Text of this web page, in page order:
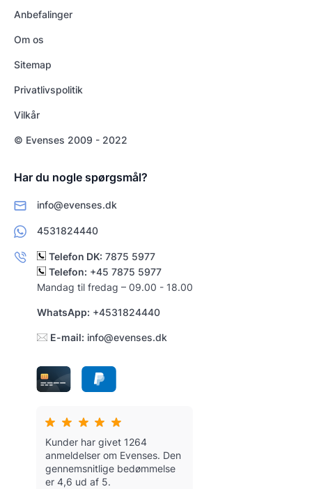
Anbefalinger
Om os
Sitemap
Privatlivspolitik
Vilkår
© Evenses 2009 - 2022
Har du nogle spørgsmål?
info@evenses.dk
4531824440
Telefon DK: 7875 5977
Telefon: +45 7875 5977
Mandag til fredag – 09.00 - 18.00
WhatsApp: +4531824440
E-mail: info@evenses.dk
Kunder har givet 1264
anmeldelser om Evenses. Den
gennemsnitlige bedømmelse
er 4,6 ud af 5.